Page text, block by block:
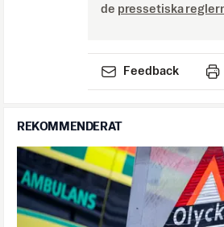
de pressetiska
Feedback
REKOMMENDERAT